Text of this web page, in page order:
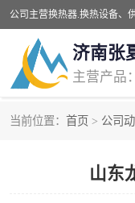
济南张
当前位置： 首页 > 公司
山东
汽水换热机组